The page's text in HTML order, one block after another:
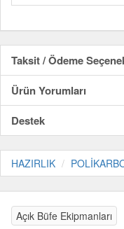
Taksit / Ödeme
Ürün Yorumları
Destek
HAZIRLIK
Açık Büfe Ekipmanları